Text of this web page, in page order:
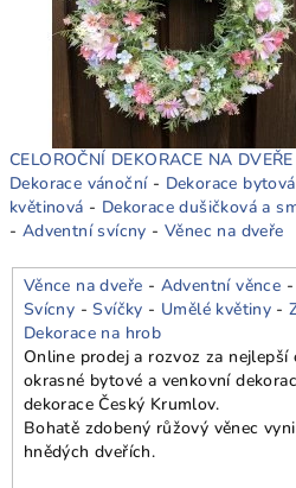
CELOROČNÍ DEKORACE NA
Dekorace vánoční- Dekorace
květinová - Dekorace dušičková a
- Adventní svícny -Věnec na dveře
Věnce na dveře - Adventní věnce -
Svícny -Svíčky - Umělé květiny -
Dekorace na hrob
Online prodej a rozvoz za nejlepší
okrasné bytové a venkovní
dekorace Český Krumlov.
Bohatě zdobený růžový věnec
hnědých dveřích.